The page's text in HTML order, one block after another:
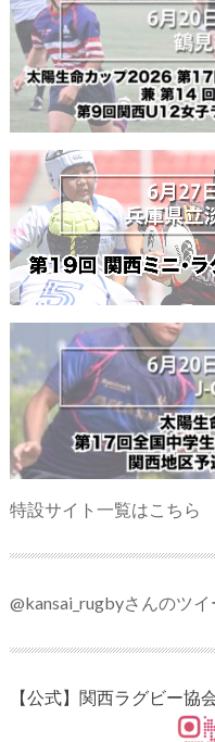
特設サイト一覧はこちら
@kansai_rugbyさんのツイ
【公式】関西ラグビー